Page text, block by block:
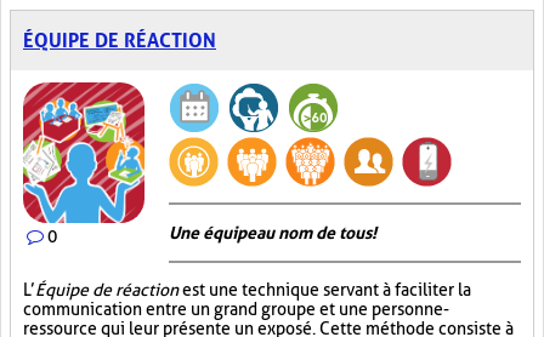
ÉQUIPE DE RÉACTION
0 Une équipe au nom de tous!
L’Équipe de réactionest une technique servant à faciliter la
communication entre un grand groupe et une personne-
ressource qui leur présente un exposé. Cette méthode consiste à